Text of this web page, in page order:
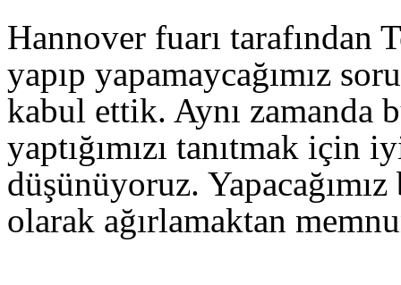
Hannover fuarı tarafından
yapıp yapamaycağımız
kabul ettik. Aynı
yaptığımızı tanıtmak için
düşünüyoruz.
olarak ağırlamaktan